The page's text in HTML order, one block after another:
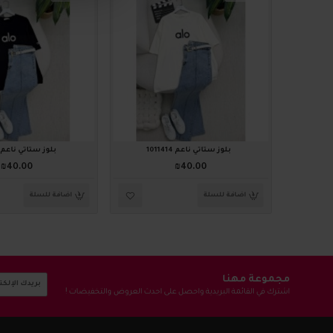
بلوز ستاتي ناعم 1011414
₪40.00
اضافة للسلة
بلوز ستاتي ناعم 1011415
₪40.00
اضافة للسلة
مجموعة مهنا
اشترك في القائمة البريدية واحصل على احدث العروض والتخفيضات !